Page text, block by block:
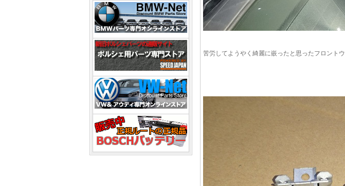
苦労してようやく綺麗に嵌ったと思ったフロント